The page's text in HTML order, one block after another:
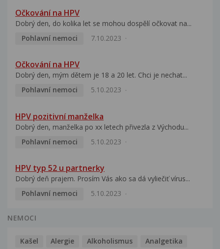
Očkování na HPV
Dobrý den, do kolika let se mohou dospělí očkovat na...
Pohlavní nemoci
7.10.2023
Očkování na HPV
Dobrý den, mým dětem je 18 a 20 let. Chci je nechat...
Pohlavní nemoci
5.10.2023
HPV pozitivní manželka
Dobrý den, manželka po xx letech přivezla z Východu...
Pohlavní nemoci
5.10.2023
HPV typ 52 u partnerky
Dobrý deň prajem. Prosím Vás ako sa dá vyliečiť vírus...
Pohlavní nemoci
5.10.2023
NEMOCI
Kašel Alergie Alkoholismus
Analgetika